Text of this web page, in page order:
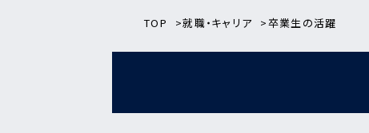
TOP 就職・キャリア 卒業生の活躍